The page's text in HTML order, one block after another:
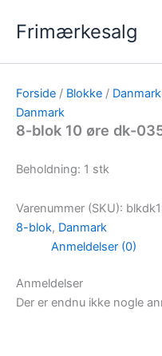
Frimærkesalg
Forside / Blokke / Danmark
Danmark
8-blok 10 øre dk-
Beholdning: 1 stk
Varenummer (SKU):
8-blok, Danmark
Anmeldelser (0)
Anmeldelser
Der er endnu ikke nogle